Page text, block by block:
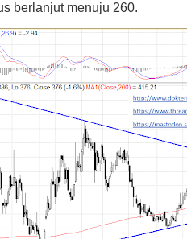
berlanjut menuju 260.